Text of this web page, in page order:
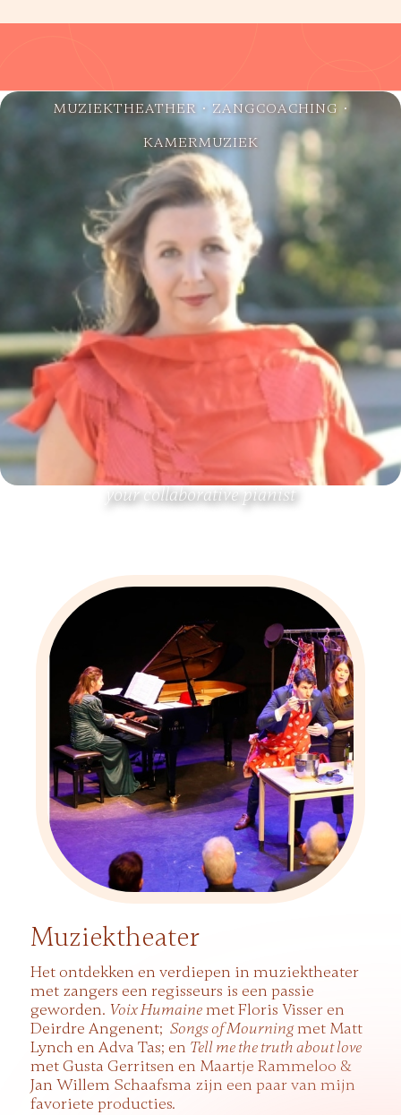
MUZIEKTHEATHER • ZANGCOACHING •
KAMERMUZIEK
your collaborative pianist
Muziektheater
Het ontdekken en verdiepen in muziektheater
met zangers een regisseurs is een passie
geworden. Voix Humainemet Floris Visser en
Deirdre Angenent; Songs of Mourningmet Matt
Lynch en Adva Tas; en Tell me the truth about love
met Gusta Gerritsen en Maartje Rammeloo &
Jan Willem Schaafsma zijn een paar van mijn
favoriete producties.